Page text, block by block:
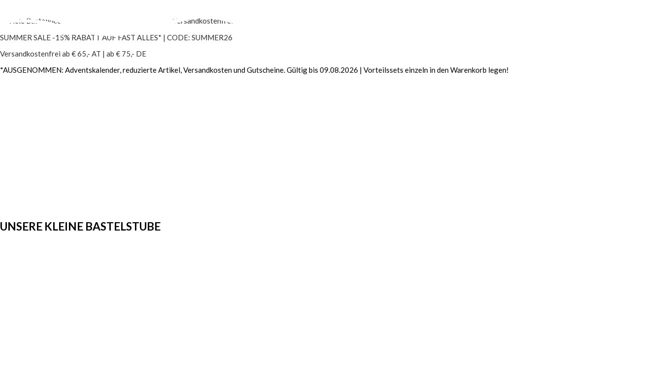
Viele Bastelideen und kostenlose Anleitungen Versandkostenfrei ab € 65,- AT | ab € 75,- DE
SUMMER SALE -15% RABATT AUF FAST ALLES* | CODE: SUMMER26
Versandkostenfrei ab € 65,- AT | ab € 75,- DE
*AUSGENOMMEN: Adventskalender,reduzierte Artikel, Versandkosten und Gutscheine. Gültig bis 09.08.2026 | Vorteilssets einzeln in den Warenkorb legen!
UNSERE KLEINE BASTELSTUBE